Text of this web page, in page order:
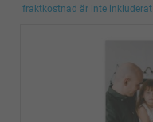
fraktkostnad är inte inkluderat